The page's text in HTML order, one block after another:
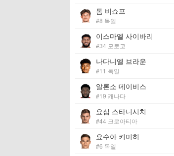
톰 비쇼프
#8 독일
이스마엘 사이바리
#34 모로코
나다니엘 브라운
#11 독일
알론소 데이비스
#19 캐나다
요십 스타니시치
#44 크로아티아
요수아 키미히
#6 독일